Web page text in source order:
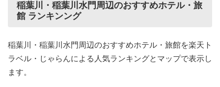
稲葉川・稲葉川水門周辺のおすすめホテル・旅
館 ランキンング
稲葉川・稲葉川水門周辺のおすすめホテル・旅館を楽天ト
ラベル・じゃらんによる人気ランキングとマップで表示し
ます。